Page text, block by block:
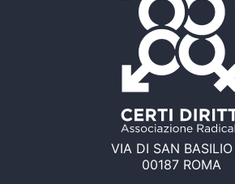
VIA DI SAN
00187 ROMA